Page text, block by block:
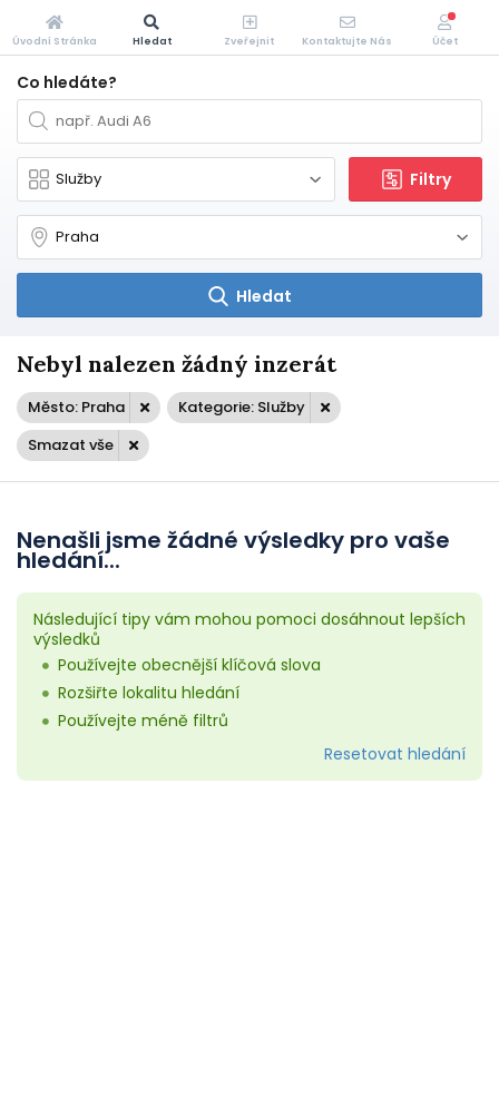
Co hledáte?
Filtry
Hledat
Nebyl nalezen žádný inzerát
Město: Praha
Kategorie: Služby
Smazat vše
Nenašli jsme žádné výsledky pro vaše
hledání...
Následující tipy vám mohou pomoci dosáhnout lepších
výsledků
Používejte obecnější klíčová slova
Rozšiřte lokalitu hledání
Používejte méně filtrů
Resetovat hledání
Úvodní Stránka Hledat Zveřejnit Kontaktujte Nás Účet